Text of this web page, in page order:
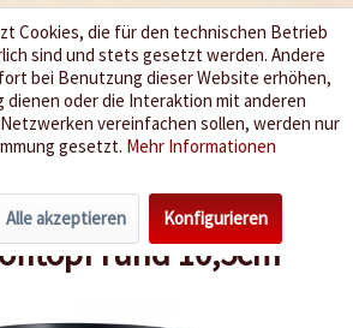
würzen Ihr Leben
rund 10,5cm
Cookies, die für den technischen Betrieb
sind und stets gesetzt werden. Andere
bei Benutzung dieser Website erhöhen,
oder die Interaktion mit anderen
vereinfachen sollen, werden nur
gesetzt. Mehr Informationen
Alle akzeptieren Konfigurieren